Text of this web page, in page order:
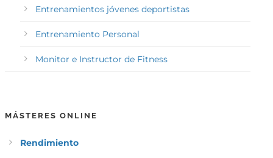
Entrenamientos jóvenes deportistas
Entrenamiento Personal
Monitor e Instructor de Fitness
MÁSTERES ONLINE
Rendimiento